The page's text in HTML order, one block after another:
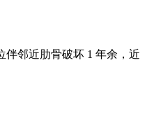
伴邻近肋骨破坏 1 年余，近